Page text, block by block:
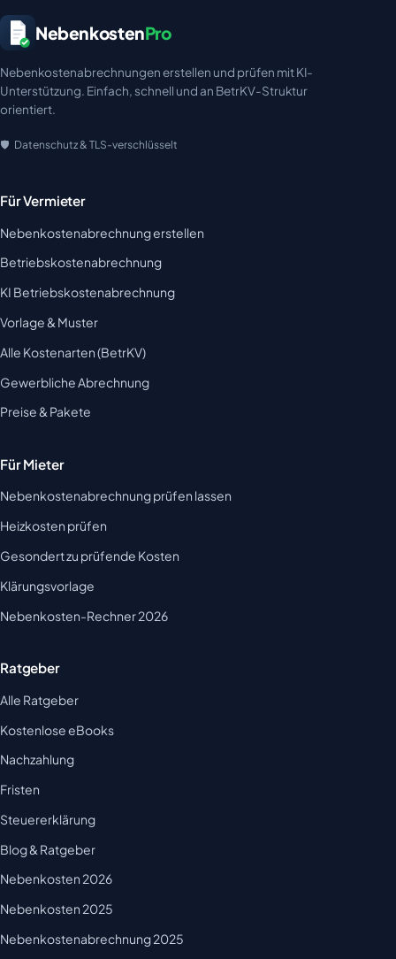
NebenkostenPro
Nebenkostenabrechnungen erstellen und prüfen mit KI-
Unterstützung. Einfach, schnell und an BetrKV-Struktur
orientiert.
Datenschutz & TLS-verschlüsselt
Für Vermieter
Nebenkostenabrechnung erstellen
Betriebskostenabrechnung
KI Betriebskostenabrechnung
Vorlage & Muster
Alle Kostenarten (BetrKV)
Gewerbliche Abrechnung
Preise & Pakete
Für Mieter
Nebenkostenabrechnung prüfen lassen
Heizkosten prüfen
Gesondert zu prüfende Kosten
Klärungsvorlage
Nebenkosten-Rechner 2026
Ratgeber
Alle Ratgeber
Kostenlose eBooks
Nachzahlung
Fristen
Steuererklärung
Blog & Ratgeber
Nebenkosten 2026
Nebenkosten 2025
Nebenkostenabrechnung 2025